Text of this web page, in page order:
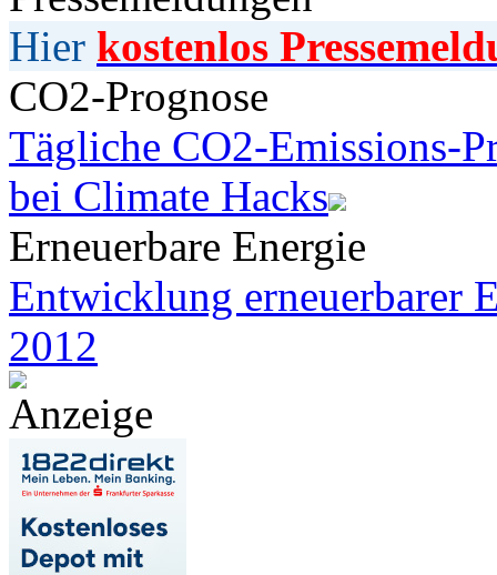
Hier kostenlos
CO2-Prognose
Tägliche CO2-Emissions-
bei Climate Hacks
Erneuerbare Energie
Entwicklung erneuerbarer
2012
Anzeige